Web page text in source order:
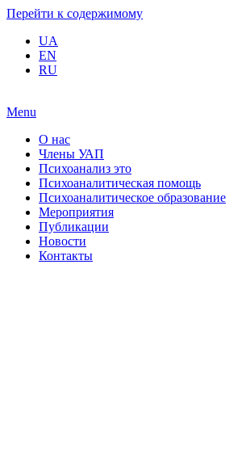
Перейти к содержимому
UA
EN
RU
Menu
О нас
Члены УАП
Психоанализ это
Психоаналитическая помощь
Психоаналитическое образование
Мероприятия
Публикации
Новости
Контакты